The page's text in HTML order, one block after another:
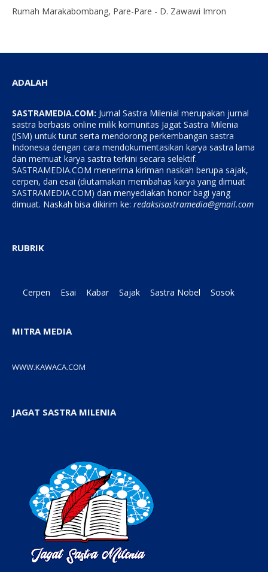
Rumah Marakabombang, Pare-Pare - D. Zawawi Imron
ADALAH
SASTRAMEDIA.COM: Jurnal Sastra Milenial merupakan jurnal
sastra berbasis online milik komunitas Jagat Sastra Milenia
(JSM) untuk turut serta mendorong perkembangan sastra
Indonesia dengan cara mendokumentasikan karya sastra lama
dan memuat karya sastra terkini secara selektif.
SASTRAMEDIA.COM menerima kiriman naskah berupa sajak,
cerpen, dan esai (diutamakan membahas karya yang dimuat
SASTRAMEDIA.COM) dan menyediakan honor bagi yang
dimuat. Naskah bisa dikirim ke: redaksisastramedia@gmail.com
RUBRIK
Cerpen Esai Kabar Sajak Sastra Nobel Sosok
MITRA MEDIA
WWW.KAWACA.COM
JAGAT SASTRA MILENIA